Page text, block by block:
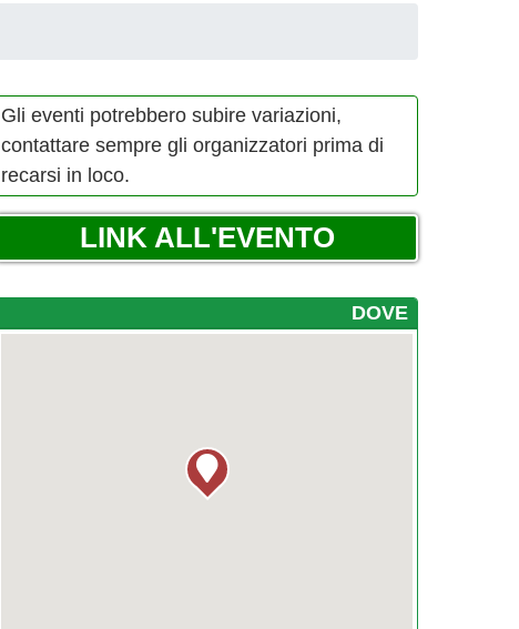
Gli eventi potrebbero subire variazioni,
contattare sempre gli organizzatori prima di
recarsi in loco.
LINK ALL'EVENTO
DOVE